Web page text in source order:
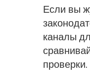
Если вы
каналы
проверки.